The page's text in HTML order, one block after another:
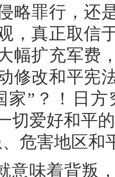
略罪行，还
，真正取信
幅扩充军费
修改和平宪
家”？！日
切爱好和平
、危害地区
意味着背叛